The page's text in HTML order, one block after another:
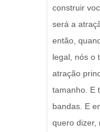
construir
será a
então,
legal, nós o
atração
tamanho. E
bandas. E
quero dizer,